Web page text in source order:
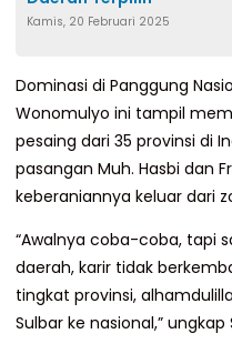
Kamis, 20 Februari 2025
Dominasi di Panggung
Wonomulyo ini tampil
pesaing dari 35 provinsi di
pasangan Muh. Hasbi dan
keberaniannya keluar dari
“Awalnya coba-coba, tapi
daerah, karir tidak
tingkat provinsi,
Sulbar ke nasional,” ungkap